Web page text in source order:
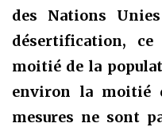
des Nations
désertification,
moitié de la
environ la moitié
mesures ne sont